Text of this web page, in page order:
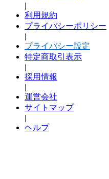
|
利用規約
プライバシーポリシー
|
プライバシー設定
特定商取引表示
|
採用情報
|
運営会社
サイトマップ
|
ヘルプ